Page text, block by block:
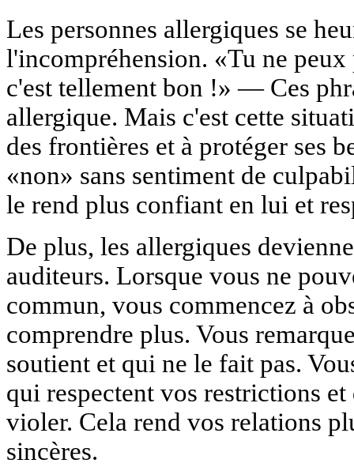
Les personnes allergiques se
l'incompréhension. «Tu ne peux
c'est tellement bon !» — Ces
allergique. Mais c'est cette
des frontières et à protéger ses
«non» sans sentiment de
le rend plus confiant en lui et
De plus, les allergiques
auditeurs. Lorsque vous ne
commun, vous commencez à
comprendre plus. Vous
soutient et qui ne le fait pas.
qui respectent vos restrictions
violer. Cela rend vos relations
sincères.